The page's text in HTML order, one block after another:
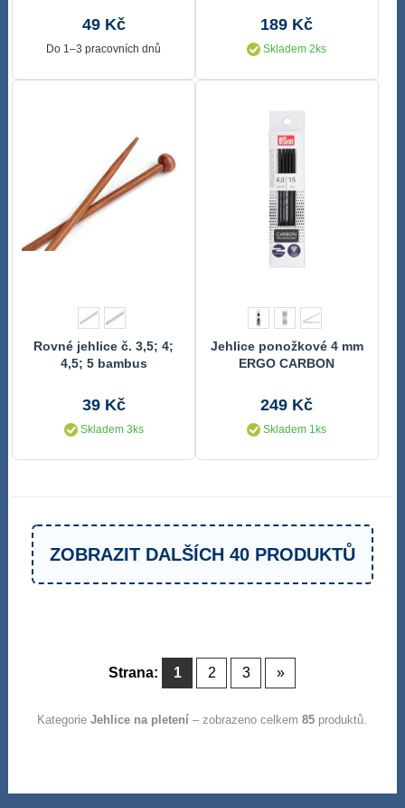
49 Kč
Do 1–3 pracovních dnů
189 Kč
Skladem 2ks
Rovné jehlice č. 3,5; 4;
4,5; 5 bambus
39 Kč
Skladem 3ks
Jehlice ponožkové 4 mm
ERGO CARBON
249 Kč
Skladem 1ks
ZOBRAZIT DALŠÍCH 40 PRODUKTŮ
Strana: 1 2 3 »
KategorieJehlice na pletení – zobrazeno celkem85 produktů.